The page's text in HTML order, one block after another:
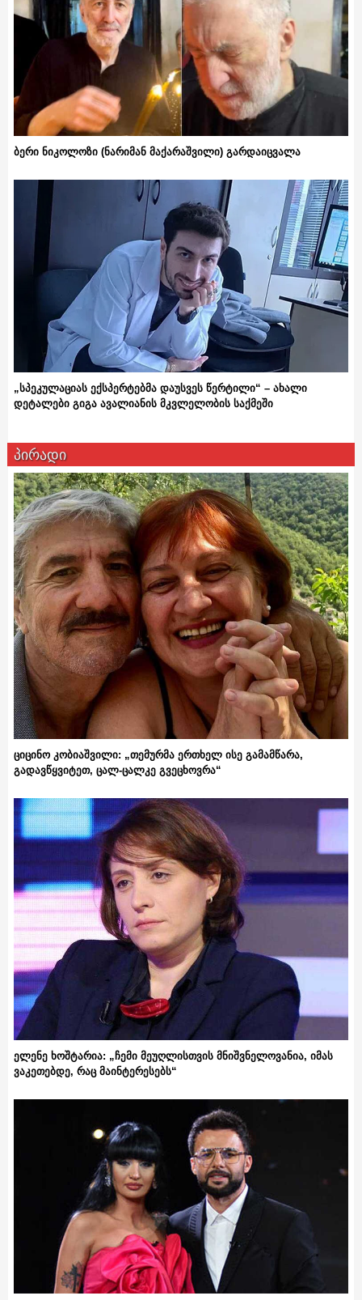
ბერი ნიკოლოზი (ნარიმან მაქარაშვილი) გარდაიცვალა
„სპეკულაციას ექსპერტებმა დაუსვეს წერტილი“ – ახალი
დეტალები გიგა ავალიანის მკვლელობის საქმეში
პირადი
ციცინო კობიაშვილი: „თემურმა ერთხელ ისე გამამწარა,
გადავწყვიტეთ, ცალ-ცალკე გვეცხოვრა“
ელენე ხოშტარია: „ჩემი მეუღლისთვის მნიშვნელოვანია, იმას
ვაკეთებდე, რაც მაინტერესებს“